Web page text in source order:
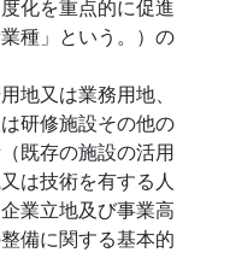
化を重点的に促進
種」という。）の
地又は業務用地、
研修施設その他の
既存の施設の活用
は技術を有する人
業立地及び事業高
備に関する基本的